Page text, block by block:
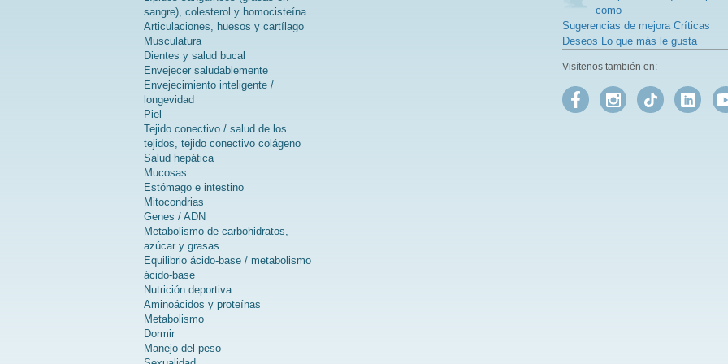
sangre), colesterol y homocisteína
Articulaciones, huesos y cartílago
Musculatura
Dientes y salud bucal
Envejecer saludablemente
Envejecimiento inteligente /
longevidad
Piel
Tejido conectivo / salud de los
tejidos, tejido conectivo colágeno
Salud hepática
Mucosas
Estómago e intestino
Mitocondrias
Genes / ADN
Metabolismo de carbohidratos,
azúcar y grasas
Equilibrio ácido-base / metabolismo
ácido-base
Nutrición deportiva
Aminoácidos y proteínas
Metabolismo
Dormir
Manejo del peso
como
Sugerencias de mejora Críticas
Deseos Lo que más le gusta
Visítenos también en: